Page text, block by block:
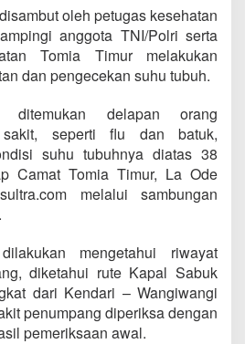
oleh petugas kesehatan
anggota TNI/Polri serta
Tomia Timur melakukan
dan pengecekan suhu tubuh.
ditemukan delapan orang
sakit, seperti flu dan batuk,
suhu tubuhnya diatas 38
Camat Tomia Timur, La Ode
melalui sambungan
mengetahui riwayat
diketahui rute Kapal Sabuk
dari Kendari – Wangiwangi
penumpang diperiksa dengan
pemeriksaan awal.